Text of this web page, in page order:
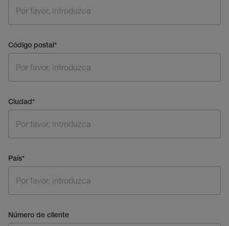
Código postal*
Ciudad*
País*
Número de cliente